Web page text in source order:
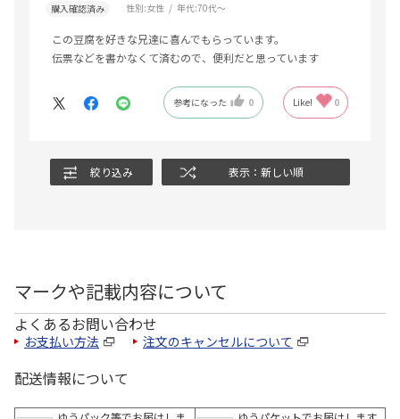
購入確認済み 性別:女性 年代:70代～
この豆腐を好きな兄達に喜んでもらっています。
伝票などを書かなくて済むので、便利だと思っています
参考になった 0 Like! 0
絞り込み 表示：新しい順
マークや記載内容について
よくあるお問い合わせ
お支払い方法 注文のキャンセルについて
配送情報について